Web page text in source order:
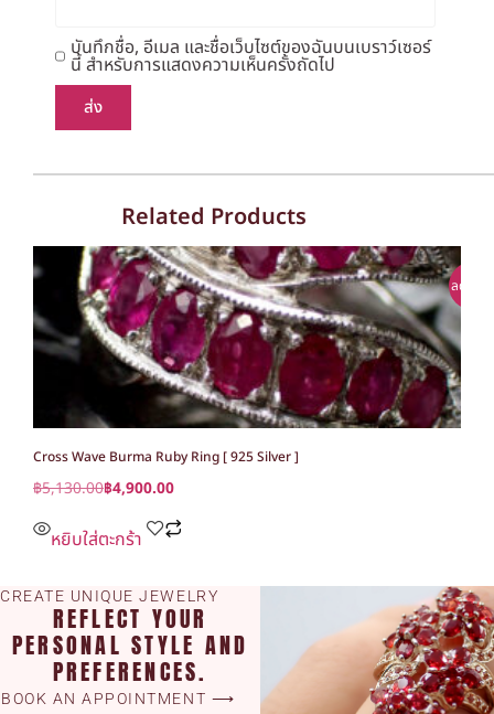
บันทึกชื่อ, อีเมล และชื่อเว็บไซต์ของฉันบนเบราว์เซอร์
นี้ สำหรับการแสดงความเห็นครั้งถัดไป
Related Products
ลดราคา!
Cross Wave Burma Ruby Ring [ 925 Silver ]
฿5,130.00฿4,900.00
หยิบใส่ตะกร้า
CREATE UNIQUE JEWELRY
REFLECT YOUR
PERSONAL STYLE AND
PREFERENCES.
BOOK AN APPOINTMENT ⟶